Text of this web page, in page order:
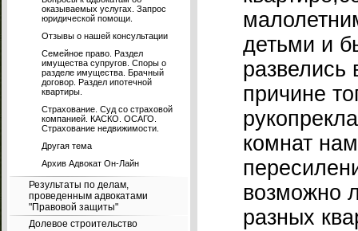
оказываемых услугах. Запрос
юридической помощи.
Отзывы о нашей консультации
Семейное право. Раздел
имущества супругов. Споры о
разделе имущества. Брачный
договор. Раздел ипотечной
квартиры.
Страхование. Суд со страховой
компанией. КАСКО. ОСАГО.
Страхование недвижимости.
Другая тема
Архив Адвокат Он-Лайн
Результаты по делам,
проведенным адвокатами
"Правовой защиты"
Долевое строительство
детьми и
развелись
причине
комнат
возможно
разных